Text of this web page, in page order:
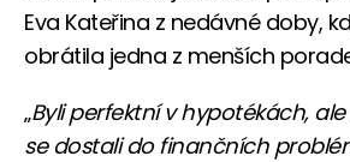
Eva Kateřina z nedávné doby,
obrátila jedna z menších
„Byli perfektní v hypotékách,
se dostali do finančních